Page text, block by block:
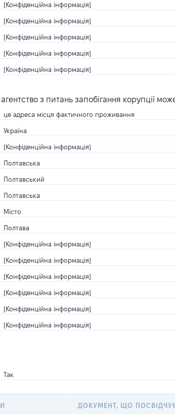
[Конфіденційна інформація]
[Конфіденційна інформація]
[Конфіденційна інформація]
[Конфіденційна інформація]
[Конфіденційна інформація]
з питань запобігання корупції
це адреса місця фактичного проживання
Україна
[Конфіденційна інформація]
Полтавська
Полтавський
Полтавська
Місто
Полтава
[Конфіденційна інформація]
[Конфіденційна інформація]
[Конфіденційна інформація]
[Конфіденційна інформація]
[Конфіденційна інформація]
[Конфіденційна інформація]
Так
ДОКУМЕНТ, ЩО